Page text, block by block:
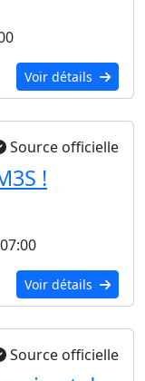
Voir détails
Source officielle
!
Voir détails
Source officielle